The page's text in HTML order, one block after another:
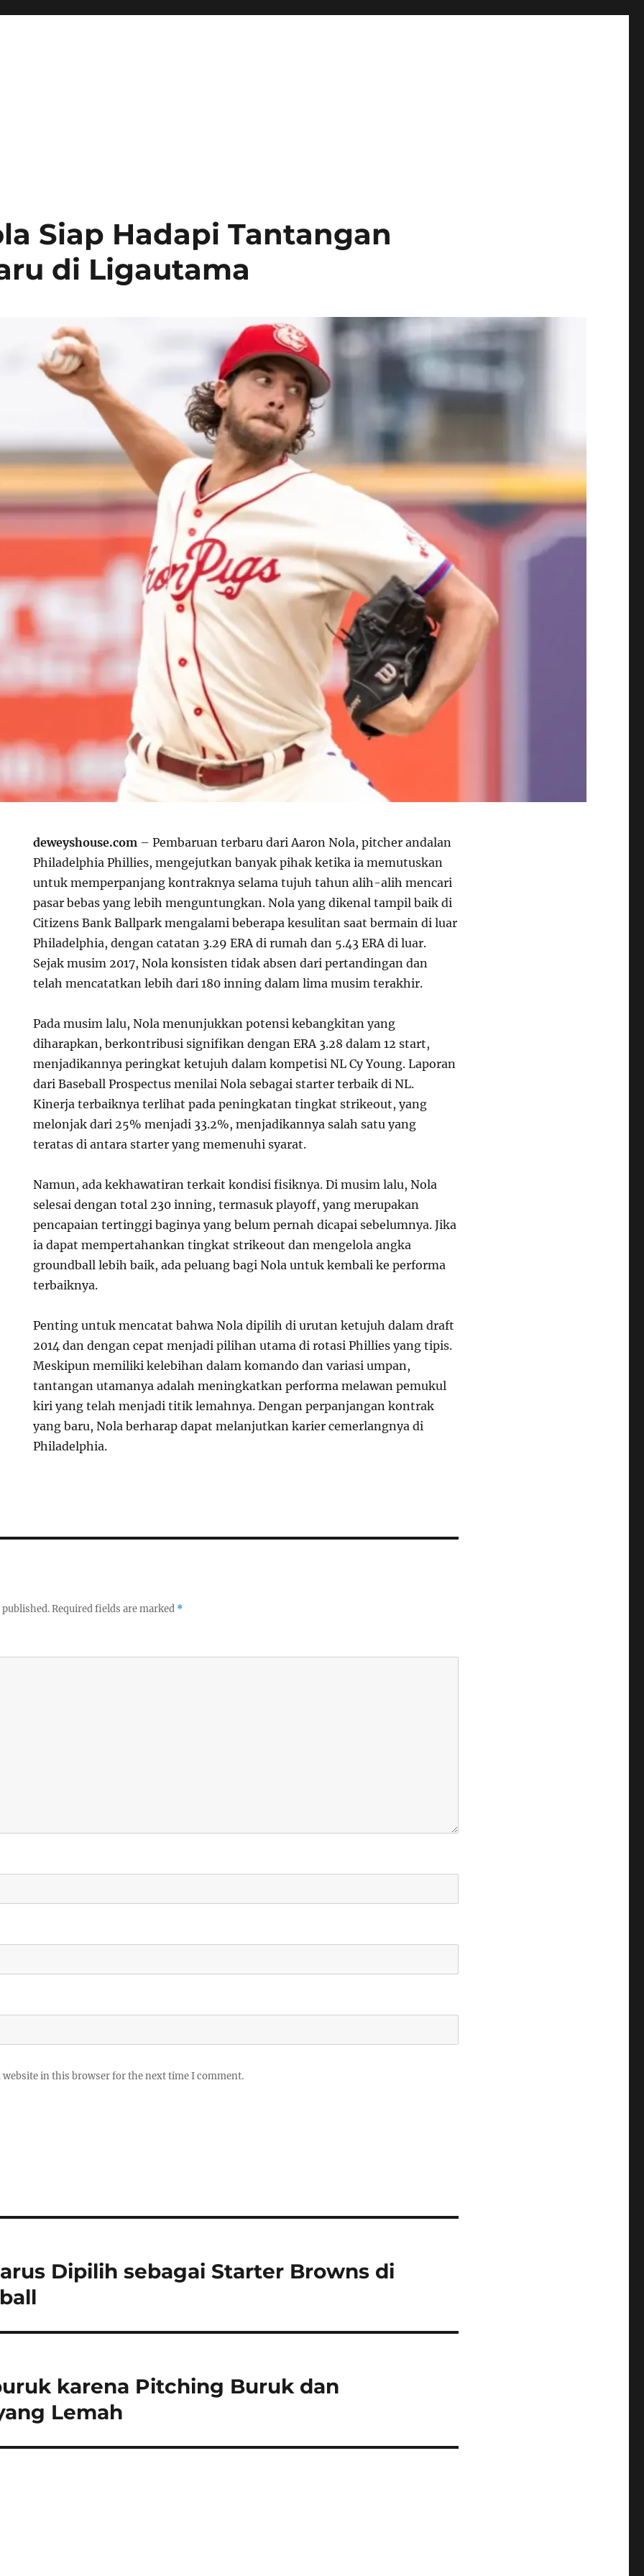
Siap Hadapi Tantangan
di Ligautama
deweyshouse.com – Pembaruan terbaru dari Aaron Nola, pitcher andalan
Philadelphia Phillies, mengejutkan banyak pihak ketika ia memutuskan
untuk memperpanjang kontraknya selama tujuh tahun alih-alih mencari
pasar bebas yang lebih menguntungkan. Nola yang dikenal tampil baik di
Citizens Bank Ballpark mengalami beberapa kesulitan saat bermain di luar
Philadelphia, dengan catatan 3.29 ERA di rumah dan 5.43 ERA di luar.
Sejak musim 2017, Nola konsisten tidak absen dari pertandingan dan
telah mencatatkan lebih dari 180 inning dalam lima musim terakhir.
Pada musim lalu, Nola menunjukkan potensi kebangkitan yang
diharapkan, berkontribusi signifikan dengan ERA 3.28 dalam 12 start,
menjadikannya peringkat ketujuh dalam kompetisi NL Cy Young. Laporan
dari Baseball Prospectus menilai Nola sebagai starter terbaik di NL.
Kinerja terbaiknya terlihat pada peningkatan tingkat strikeout, yang
melonjak dari 25% menjadi 33.2%, menjadikannya salah satu yang
teratas di antara starter yang memenuhi syarat.
Namun, ada kekhawatiran terkait kondisi fisiknya. Di musim lalu, Nola
selesai dengan total 230 inning, termasuk playoff, yang merupakan
pencapaian tertinggi baginya yang belum pernah dicapai sebelumnya. Jika
ia dapat mempertahankan tingkat strikeout dan mengelola angka
groundball lebih baik, ada peluang bagi Nola untuk kembali ke performa
terbaiknya.
Penting untuk mencatat bahwa Nola dipilih di urutan ketujuh dalam draft
2014 dan dengan cepat menjadi pilihan utama di rotasi Phillies yang tipis.
Meskipun memiliki kelebihan dalam komando dan variasi umpan,
tantangan utamanya adalah meningkatkan performa melawan pemukul
kiri yang telah menjadi titik lemahnya. Dengan perpanjangan kontrak
yang baru, Nola berharap dapat melanjutkan karier cemerlangnya di
Philadelphia.
Required fields are marked *
website in this browser for the next time I comment.
Dipilih sebagai Starter Browns di
karena Pitching Buruk dan
Lemah